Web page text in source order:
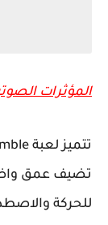
المؤثرات
تضيف عمق
للحركة